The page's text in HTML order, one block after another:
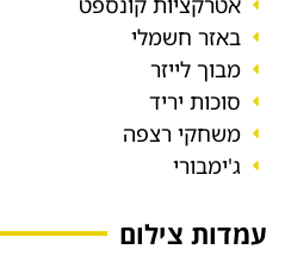
באזר חשמלי
מבוך לייזר
סוכות יריד
משחקי רצפה
ג'ימבורי
עמדות צילום